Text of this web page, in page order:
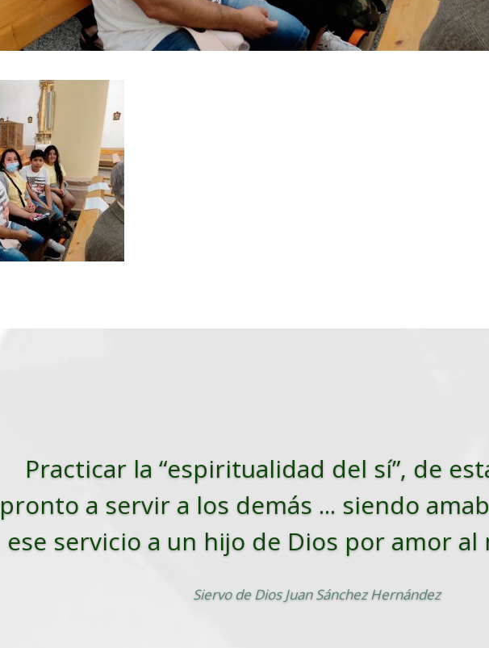
Practicar la “espiritualidad del sí”, de
pronto a servir a los demás ... siendo
ese servicio a un hijo de Dios por amor al
Siervo de Dios Juan Sánchez Hernández